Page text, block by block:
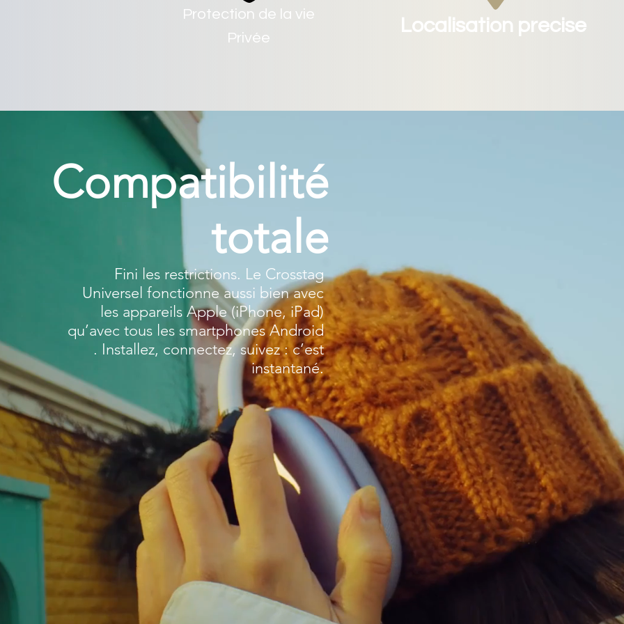
Protection de la vie
Privée
Localisation precise
Compatibilité
totale
Fini les restrictions. Le Crosstag
Universel fonctionne aussi bien avec
les appareils Apple (iPhone, iPad)
qu’avec tous les smartphones Android
. Installez, connectez, suivez : c’est
instantané.